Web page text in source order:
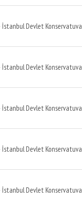
İstanbul Devlet
İstanbul Devlet
İstanbul Devlet
İstanbul Devlet
İstanbul Devlet